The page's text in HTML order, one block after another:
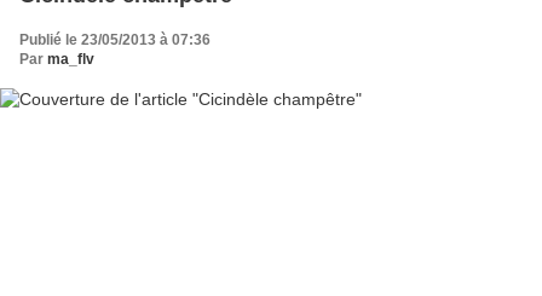
Publié le 23/05/2013 à 07:36
Par ma_flv